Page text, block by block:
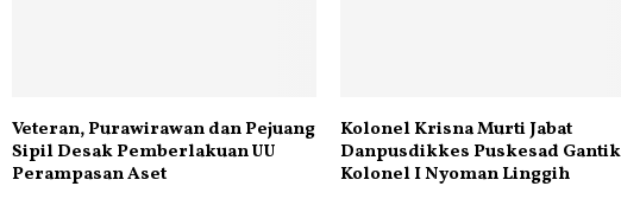
Veteran, Purawirawan dan Pejuang
Sipil Desak Pemberlakuan UU
Perampasan Aset
Kolonel Krisna Murti Jabat
Danpusdikkes Puskesad
Kolonel I Nyoman Linggih